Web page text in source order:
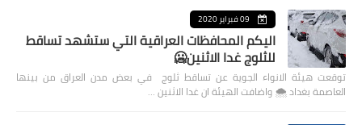
09 فبراير 2020
اليكم المحافظات العراقية التي ستشهد تساقط
للثلوج غدا الاثنين🥶
توقعت هيئة الانواء الجوية عن تساقط ثلوج في بعض مدن العراق من بينها
العاصمة بغداد ⁦🌨️⁩ واضافت الهيئة ان غدا الاثنين …